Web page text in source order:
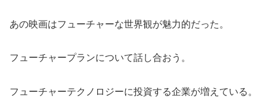
あの映画はフューチャーな世界観が魅力的だった。
フューチャープランについて話し合おう。
フューチャーテクノロジーに投資する企業が増えている。